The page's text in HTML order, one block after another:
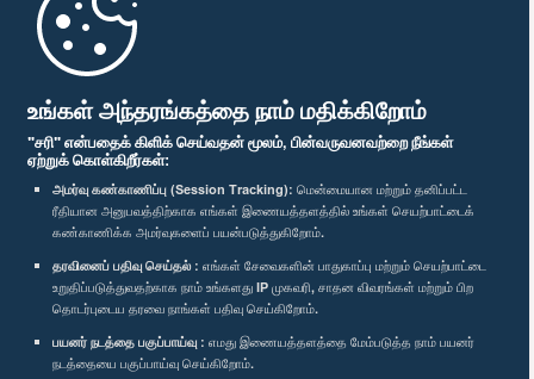
உங்கள் அந்தரங்கத்தை நாம் மதிக்கிறோம்
"சரி" என்பதைக் கிளிக் செய்வதன் மூலம், பின்வருவனவற்றை நீங்கள்
ஏற்றுக் கொள்கிறீர்கள்:
அமர்வு கண்காணிப்பு (Session Tracking): மென்மையான மற்றும் தனிப்பட்ட
ரீதியான அனுபவத்திற்காக எங்கள் இணையத்தளத்தில் உங்கள் செயற்பாட்டைக்
கண்காணிக்க அமர்வுகளைப் பயன்படுத்துகிறோம்.
தரவினைப் பதிவு செய்தல் : எங்கள் சேவைகளின் பாதுகாப்பு மற்றும் செயற்பாட்டை
உறுதிப்படுத்துவதற்காக நாம் உங்களது IP முகவரி, சாதன விவரங்கள் மற்றும் பிற
தொடர்புடைய தரவை நாங்கள் பதிவு செய்கிறோம்.
பயனர் நடத்தை பகுப்பாய்வு : எமது இணையத்தளத்தை மேம்படுத்த நாம் பயனர்
நடத்தையை பகுப்பாய்வு செய்கிறோம்.
பாராளுமன்ற கையடக்க செயலி
எம்மை பின்தொடர்க :
விருதுகள்
தனியுரிமைக் கொள்கை